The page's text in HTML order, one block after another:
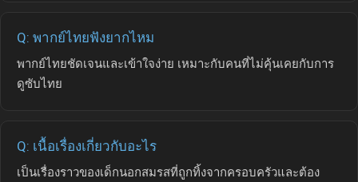
Q: พากย์ไทยฟังยากไหม
พากย์ไทยชัดเจนและเข้าใจง่าย เหมาะกับคนที่ไม่คุ้นเคยกับการ
ดูซับไทย
Q: เนื้อเรื่องเกี่ยวกับอะไร
เป็นเรื่องราวของเด็กนอกสมรสที่ถูกทิ้งจากครอบครัวและต้อง